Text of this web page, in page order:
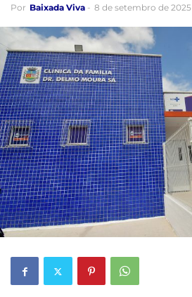
Por Baixada Viva - 8 de setembro de 2025